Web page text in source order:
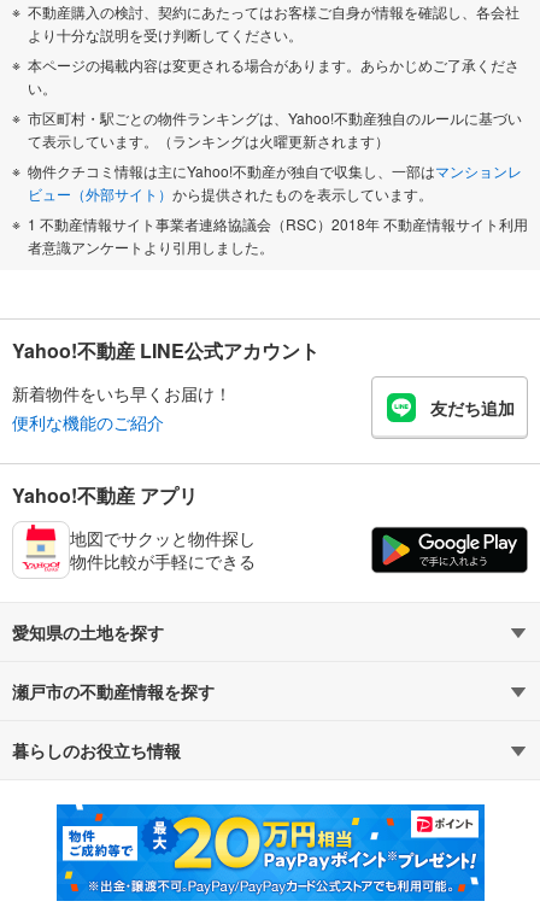
不動産購入の検討、契約にあたってはお客様ご自身が情報を確認し、各会社
より十分な説明を受け判断してください。
本ページの掲載内容は変更される場合があります。あらかじめご了承くださ
い。
市区町村・駅ごとの物件ランキングは、Yahoo!不動産独自のルールに基づい
て表示しています。（ランキングは火曜更新されます）
物件クチコミ情報は主にYahoo!不動産が独自で収集し、一部はマンションレ
ビュー（外部サイト） から提供されたものを表示しています。
1 不動産情報サイト事業者連絡協議会（RSC）2018年 不動産情報サイト利用
者意識アンケートより引用しました。
Yahoo!不動産 LINE公式アカウント
新着物件をいち早くお届け！
便利な機能のご紹介
友だち追加
Yahoo!不動産 アプリ
地図でサクッと物件探し
物件比較が手軽にできる
愛知県の土地を探す
路線・駅から探す
通勤・通学時間から探す
瀬戸市の不動産情報を探す
不動産・住宅
新築マンション 中古マンション
新築一戸建て 中古一戸建て
暮らしのお役立ち情報
マンションカタログ 教えて！住まいの先生